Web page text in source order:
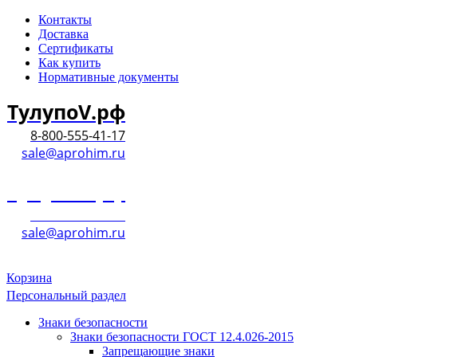
Контакты
Доставка
Сертификаты
Как купить
Нормативные документы
ТулупоV.рф
8-800-555-41-17
sale@aprohim.ru
sale@aprohim.ru
Корзина
Персональный раздел
Знаки безопасности
Знаки безопасности ГОСТ 12.4.026-2015
Запрещающие знаки